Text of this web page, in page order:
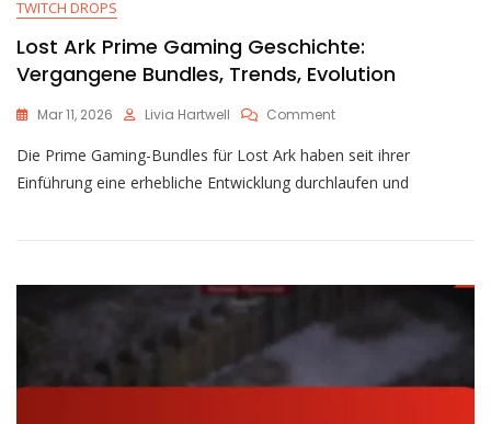
TWITCH DROPS
Lost Ark Prime Gaming Geschichte:
Vergangene Bundles, Trends, Evolution
Mar 11, 2026 Livia Hartwell CommentOn
Ark
Prime
Vergangene
Die Prime Gaming-Bundles für Lost Ark haben seit ihrer
Einführung eine erhebliche Entwicklung durchlaufen und